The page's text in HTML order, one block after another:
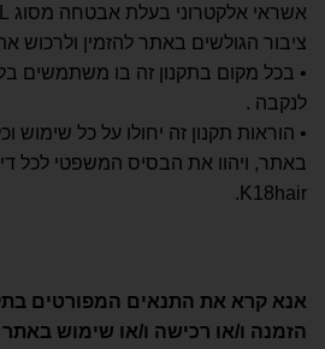
ציבור הגולשים באתר להזמין ולרכוש
• בכל מקום בתקנון זה בו משתמשים
לנקבה .
• הוראות תקנון זה יחולו על כל שימוש
באתר, ויהוו את הבסיס המשפטי לכל
K18hair.
אנא קרא את התנאים המפורטים
הזמנה ו/או רכישה ו/או שימוש